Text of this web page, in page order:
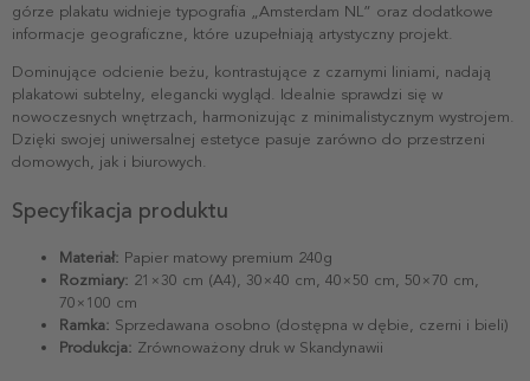
górze plakatu widnieje typografia „Amsterdam NL” oraz dodatkowe
informacje geograficzne, które uzupełniają artystyczny projekt.
Dominujące odcienie beżu, kontrastujące z czarnymi liniami, nadają
plakatowi subtelny, elegancki wygląd. Idealnie sprawdzi się w
nowoczesnych wnętrzach, harmonizując z minimalistycznym wystrojem.
Dzięki swojej uniwersalnej estetyce pasuje zarówno do przestrzeni
domowych, jak i biurowych.
Specyfikacja produktu
Materiał: Papier matowy premium 240g
Rozmiary: 21×30 cm (A4), 30×40 cm, 40×50 cm, 50×70 cm,
70×100 cm
Ramka: Sprzedawana osobno (dostępna w dębie, czerni i bieli)
Produkcja: Zrównoważony druk w Skandynawii